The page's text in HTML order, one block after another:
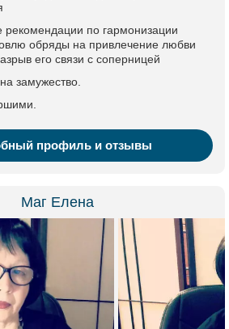
по гармонизации
обряды на привлечение любви
его связи с соперницей
замужество.
профиль и отзывы
Маг Елена